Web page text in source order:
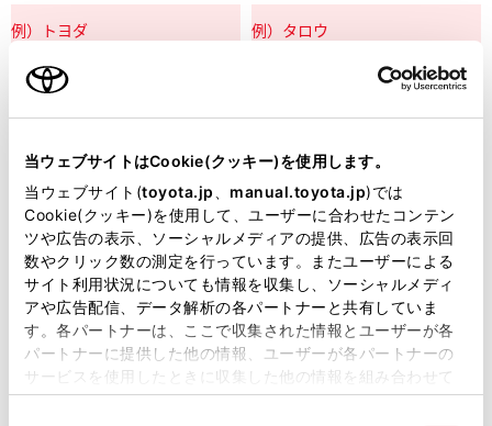
当ウェブサイトはCookie(クッキー)を使用します。
当ウェブサイト(toyota.jp manual.toyota.jp)では
Cookie(クッキー)を使用して、ユーザーに合わせたコンテン
ツや広告の表示、ソーシャルメディアの提供、広告の表示回
数やクリック数の測定を行っています。またユーザーによる
サイト利用状況についても情報を収集し、ソーシャルメディ
アや広告配信、データ解析の各パートナーと共有していま
す。各パートナーは、ここで収集された情報とユーザーが各
パートナーに提供した他の情報、ユーザーが各パートナーの
サービスを使用したときに収集した他の情報を組み合わせて
使用することがあります。当ウェブサイトの使用を続行する
郵便番号
住所自動入力
必須 都道府県
市区町村名